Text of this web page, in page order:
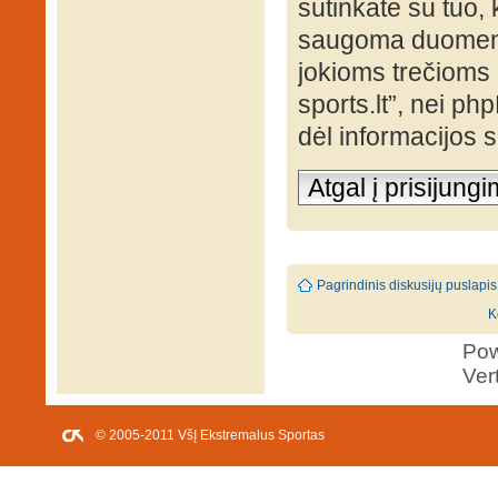
sutinkate su tuo,
saugoma
jokioms trečioms
sports.lt”, nei
dėl informacijos
Atgal į
Pagrindinis diskusijų puslapis
© 2005-2011 VšĮ Ekstremalus Sportas